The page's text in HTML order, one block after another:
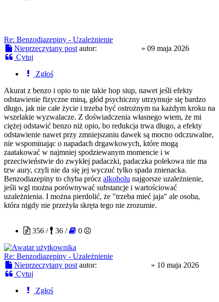
Re: Benzodiazepiny - Uzależnienie
Nieprzeczytany post autor: » 09 maja 2026
Cytuj
Zgłoś
Akurat z benzo i opio to nie takie hop siup, nawet jeśli efekty
odstawienie fizyczne miną, głód psychiczny utrzymuje się bardzo
długo, jak nie całe życie i trzeba być ostrożnym na każdym kroku na
wszelakie wyzwalacze. Z doświadczenia własnego wiem, że mi
ciężej odstawić benzo niż opio, bo redukcja trwa długo, a efekty
odstawienie nawet przy zmniejszaniu dawek są mocno odczuwalne,
nie wspominając o napadach drgawkowych, które mogą
zaatakować w najmniej spodziewanym momencie i w
przeciwieństwie do zwykłej padaczki, padaczka polekowa nie ma
tzw aury, czyli nie da się jej wyczuć tylko spada znienacka.
Benzodiazepiny to chyba prócz alkoholu najgorsze uzależnienie,
jeśli wgl można porównywać substancje i wartościować
uzależnienia. I można pierdolić, że "trzeba mieć jaja" ale osoba,
która nigdy nie przeżyła skręta tego nie zrozumie.
356 /
36 / 0
Re: Benzodiazepiny - Uzależnienie
Nieprzeczytany post autor: » 10 maja 2026
Cytuj
Zgłoś